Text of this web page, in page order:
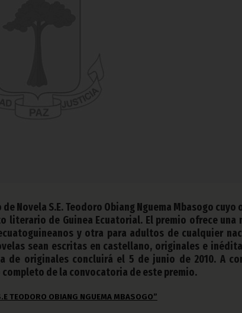
Novela S.E. Teodoro Obiang Nguema Mbasogo
literario de Guinea Ecuatorial. El premio ofrece una
y otra para adultos de cualquier
sean escritas en castellano, originales e
de originales concluirá el 5 de junio de 2010. A
de la convocatoria de este premio.
TEODORO OBIANG NGUEMA MBASOGO”